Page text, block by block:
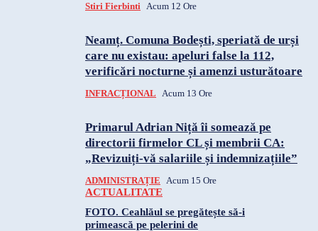
Stiri Fierbinti Acum 12 Ore
Neamț. Comuna Bodești, speriată de urși
care nu existau: apeluri false la 112,
verificări nocturne și amenzi usturătoare
INFRACȚIONAL Acum 13 Ore
Primarul Adrian Niță îi somează pe
directorii firmelor CL și membrii CA:
„Revizuiți-vă salariile și indemnizațiile”
ADMINISTRAȚIE Acum 15 Ore
ACTUALITATE
FOTO. Ceahlăul se pregătește să-i
primească pe pelerini de